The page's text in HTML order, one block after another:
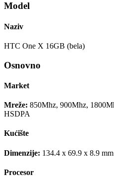
Model
Naziv
HTC One X 16GB (bela)
Osnovno
Market
Mreže: 850Mhz, 900Mhz,
HSDPA
Kućište
Dimenzije: 134.4 x 69.9 x 8.9 mm
Procesor